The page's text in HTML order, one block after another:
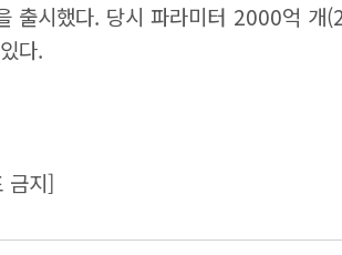
출시했다. 당시 파라미터 2000억
다.
금지]